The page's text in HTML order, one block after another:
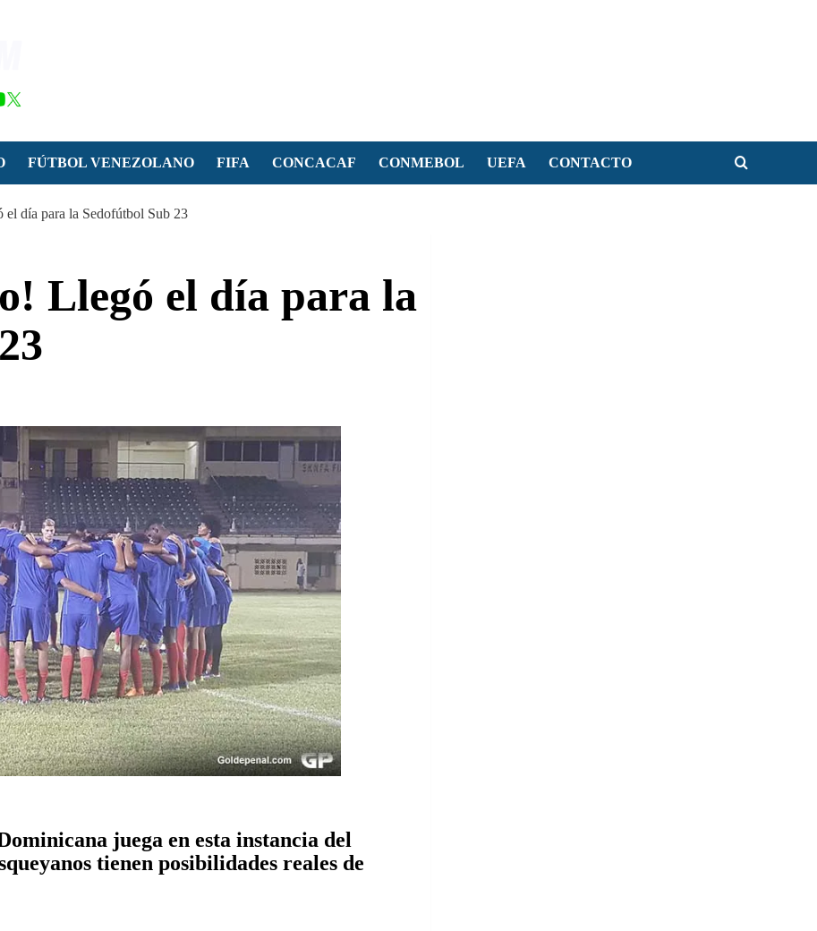
FÚTBOL VENEZOLANO FIFA CONCACAF CONMEBOL UEFA CONTACTO
el día para la Sedofútbol Sub 23
Llegó el día para la
juega en esta instancia del
tienen posibilidades reales de